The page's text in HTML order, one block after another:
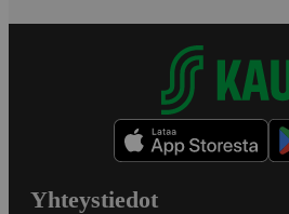
Yhteystiedot